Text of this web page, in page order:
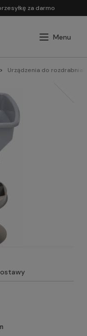
za darmo
Urządzenia do